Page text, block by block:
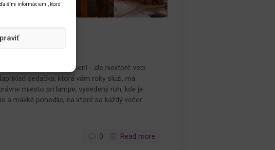
informáciami, ktoré
9.8.2025
deti rastú, štýl bytu sa mení - ale niektoré veci
sedačka, ktorá vám roky slúži, má
miesto pri lampe, vysedený roh, kde je
a mäkké pohodlie, na ktoré sa každý večer
0 Read more